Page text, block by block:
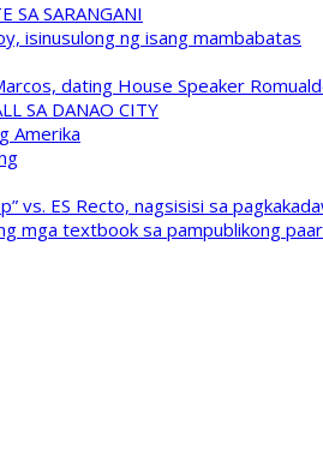
SA SARANGANI
isinusulong ng isang mambabatas
dating House Speaker
SA DANAO CITY
Amerika
vs. ES Recto, nagsisisi sa
mga textbook sa pampublikong